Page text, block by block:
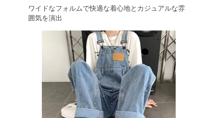
ワイドなフォルムで快適な着心地とカジュアルな雰
囲気を演出